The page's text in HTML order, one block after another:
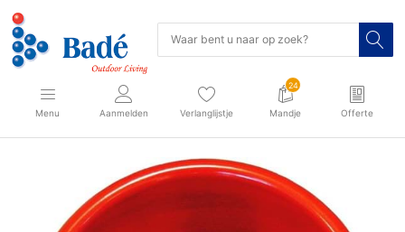
Menu Aanmelden Verlanglijstje
24
Mandje Offerte